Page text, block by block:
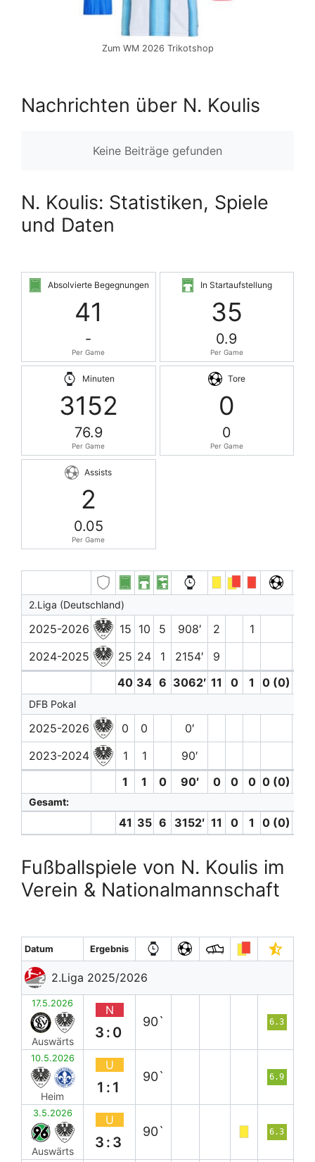
Zum WM 2026 Trikotshop
Nachrichten über N. Koulis
Keine Beiträge gefunden
N. Koulis: Statistiken, Spiele
und Daten
Absolvierte Begegnungen
41
-
Per Game
In Startaufstellung
35
0.9
Per Game
Minuten
3152
76.9
Per Game
Tore
0
0
Per Game
Assists
2
0.05
Per Game
2.Liga (Deutschland)
2025-2026 15 10 5 908′ 2 1
2024-2025
25 24 1 2154′ 9
40 34 6 3062′ 11 0 1 0 (0)
DFB Pokal
2025-2026 0 0
0′
2023-2024
1 1
90′
1
1 0 90′ 0 0 0 0 (0)
Gesamt:
41 35 6 3152′ 11 0 1 0 (0)
Fußballspiele von N. Koulis im
Verein & Nationalmannschaft
Datum Ergebnis
2.Liga 2025/2026
17.5.2026
Auswärts
N
3:0
90` 6.3
10.5.2026
Heim
U
1:1
90` 6.9
3.5.2026
Auswärts
U
3:3
90` 6.3